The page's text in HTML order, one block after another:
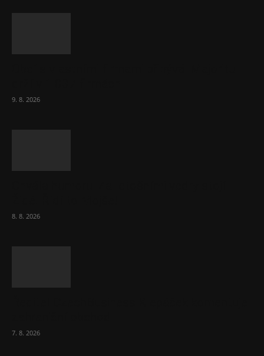
9. 8. 2026
8. 8. 2026
7. 8. 2026